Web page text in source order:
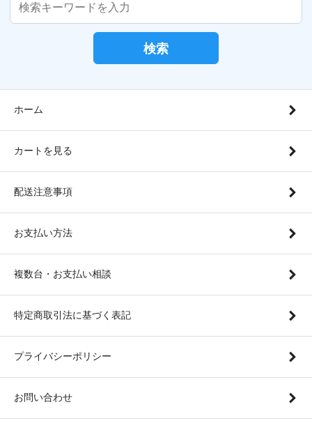
検索
ホーム
カートを見る
配送注意事項
お支払い方法
複数台・お支払い相談
特定商取引法に基づく表記
プライバシーポリシー
お問い合わせ